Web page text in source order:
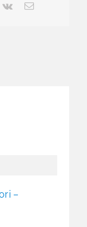
Vk Email
–